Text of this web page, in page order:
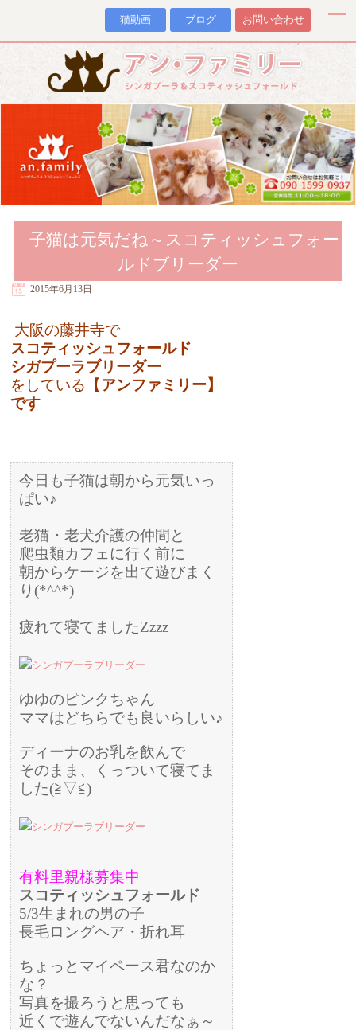
猫動画 ブログ お問い合わせ
子猫は元気だね～スコティッシュフォー
ルドブリーダー
2015年6月13日
大阪の藤井寺で
スコティッシュフォールド
シガプーラブリーダー
をしている【アンファミリ ー】
です
今日も子猫は朝から元気いっ
ぱい♪
老猫・老犬介護の仲間と
爬虫類カフェに行く前に
朝からケージを出て遊びまく
り(*^^*)
疲れて寝てましたZzzz
ゆゆのピンクちゃん
ママはどちらでも良いらしい♪
ディーナのお乳を飲んで
そのまま、くっついて寝てま
した(≧▽≦)
有料里親様募集中
スコティッシュフォールド
5/3生まれの男の子
長毛ロングヘア・折れ耳
ちょっとマイペース君なのか
な？
写真を撮ろうと思っても
近くで遊んでないんだなぁ～